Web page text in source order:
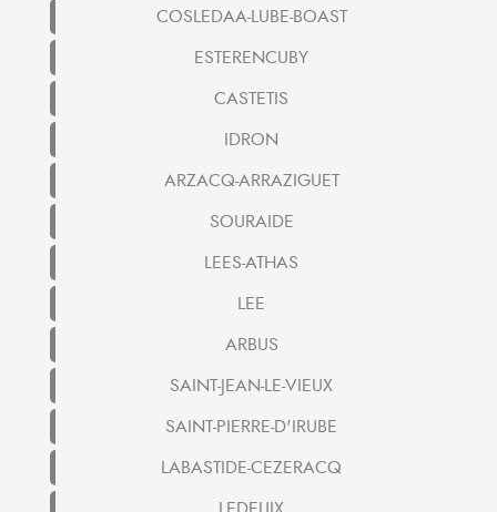
COSLEDAA-LUBE-BOAST
ESTERENCUBY
CASTETIS
IDRON
ARZACQ-ARRAZIGUET
SOURAIDE
LEES-ATHAS
LEE
ARBUS
SAINT-JEAN-LE-VIEUX
SAINT-PIERRE-D'IRUBE
LABASTIDE-CEZERACQ